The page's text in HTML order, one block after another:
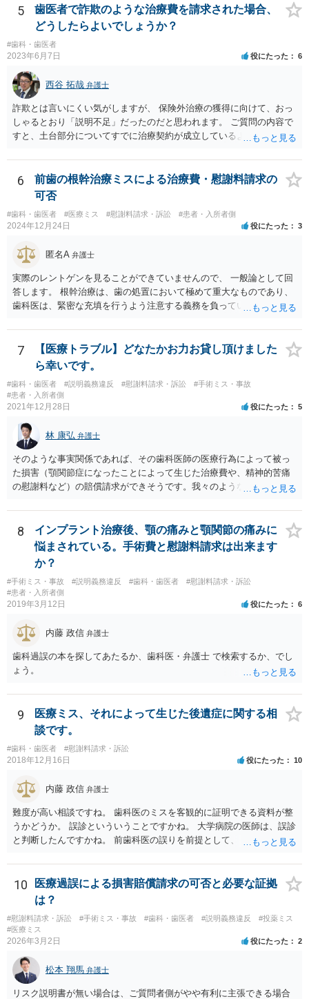
ながら実際には、妊娠・出産をしたら退職する慣行の事業者はありま
す。 しかし、このような慣行となっていること自体が、均等法９条１
項に違反します。 均等法違反は行政指導の対象となり、事業者が是正
勧告に従わない場合には企業名が公表される可能性もあります。 実際
に小さな医院で公表までいったケースがありますが、かなり稀なケー
スと言えます。 また、産休・育休を理由とした解雇は無効であり、損
害賠償請求の対象にもなります。 実際にどのようなアクションを取る
かは、職場での人間関係など気になる点があると思いますが、弁護士
か労基署へ一度ご相談いただくと安心だと思います。 均等法 （婚姻、
妊娠、出産等を理由とする不利益取扱いの禁止等） 第九条 事業主
は、女性労働者が婚姻し、妊娠し、又は出産したことを退職理由とし
て予定する定めをしてはならない。 ２ 事業主は、女性労働者が婚姻
したことを理由として、解雇してはならない。 ３ 事業主は、その雇
用する女性労働者が妊娠したこと、出産したこと、労働基準法（昭和
二十二年法律第四十九号）第六十五条第一項の規定による休業を請求
し、又は同項若しくは同条第二項の規定による休業をしたことその他
の妊娠又は出産に関する事由であつて厚生労働省令で定めるものを理
はならない。 ４ 妊娠中の女性労働者及び出産後一年を経過しない女
該解雇が前項に規定する事由を理由とする解雇でないことを証明した
ときは、この限りでない。
5
歯医者で詐欺のような治療費を請求された場合、
どうしたらよいでしょうか？
#歯科・歯医者
2023年6月7日 役にたった 6
西谷 拓哉 弁護士
詐欺とは言いにくい気がしますが、 保険外治療の獲得に向けて、おっ
しゃるとおり「説明不足」だったのだと思われます。 ご質問の内容で
すと、土台部分についてすでに治療契約が成立しているように思われ
させることができます。 消費者契約法は、いくつか取消の類型を定め
ています。 いくつか該当しそうな取消権をご参考までのせます。 ①土
台と被せ物の治療は通常同じ歯科で行いますので、被せ物の治療費が
益なる事実の不告知があった認められると考えられます。 そのため、
４０万円もかかるとは夢にも思わなかったという事情があれば、不利
益事実の不告知を理由とした取消権を主張することが出来る可能性が
あります（消費者契約法４条２項）。 ②また、保険外治療の必要性に
ついて虚偽の説明があったのであれば、不実告知取消ということも考
えられます（消費者契約法４条１項１号）。 ③そのほか、歯科治療
中、抗らうことが困難な状態で保険外治療の勧誘をされたということ
であれば、最近（令和５年６月１日）施行されたばかりですが、 退去
困難場所（たとえば、待合から診察台へ）に同行された上で困惑して
契約したという類型の取消権（改正消費者契約法４条３項３号）も使
える可能性があります。 一旦、書面で消費者契約法に基づく取消権を
行使するので払えないという 通知をして様子をみるのも手かと思いま
す。 その他、消費生活センターに相談して、間に入ってもらうことも
手かもしれません。
6
前歯の根幹治療ミスによる治療費・慰謝料請求の
可否
#歯科・歯医者 #医療ミス #慰謝料請求・訴訟 #患者・入所者側
2024年12月24日 役にたった 3
匿名A 弁護士
実際のレントゲンを見ることができていませんので、 一般論として回
答します。 根幹治療は、歯の処置において極めて重大なものであり、
歯科医は、緊密な充填を行うよう注意する義務を負っていると考えら
号事件） 当該義務に違反した場合、診療契約の不履行又は不法行為に
基づく損害賠償請求の可能性が生じます。 慰謝料に関しては、通院慰
謝料といった形での請求になろうかと思います。
7
【医療トラブル】どなたかお力お貸し頂けました
ら幸いです。
#歯科・歯医者 #説明義務違反 #慰謝料請求・訴訟
#手術ミス・事故
#患者・入所者側
2021年12月28日 役にたった 5
林 康弘 弁護士
そのような事実関係であれば、その歯科医師の医療行為によって被っ
た損害（顎関節症になったことによって生じた治療費や、精神的苦痛
の慰謝料など）の賠償請求ができそうです。我々のような弁護士に依
科）の先生の協力等を得ることも必要だと思います。
8
インプラント治療後、顎の痛みと顎関節の痛みに
悩まされている。手術費と慰謝料請求は出来ます
か？
#手術ミス・事故 #説明義務違反 #歯科・歯医者
#慰謝料請求・訴訟
#患者・入所者側
2019年3月12日 役にたった 6
内藤 政信 弁護士
歯科過誤の本を探してあたるか、歯科医・弁護士 で検索するか、でし
ょう。
9
医療ミス、それによって生じた後遺症に関する相
談です。
#歯科・歯医者 #慰謝料請求・訴訟
2018年12月16日 役にたった 10
内藤 政信 弁護士
難度が高い相談ですね。 歯科医のミスを客観的に証明できる資料が整
うかどうか。 誤診といういうことですかね。 大学病院の医師は、誤診
と判断したんですかね。 前歯科医の誤りを前提として、 その医師はど
前医師の診断の誤りに起因するものかどうか、 大学病院の医師は、ど
う見ているんでしょうかね。 歯科医の資格を持ってる弁護士もいます
ね。 そのような弁護士を探すのもいいと思いますね。
10
医療過誤による損害賠償請求の可否と必要な証拠
は？
#慰謝料請求・訴訟 #手術ミス・事故 #歯科・歯医者 #説明義務違反
#投薬ミス
#医療ミス
2026年3月2日 役にたった 2
松本 翔馬 弁護士
リスク説明書が無い場合は、ご質問者側がやや有利に主張できる場合